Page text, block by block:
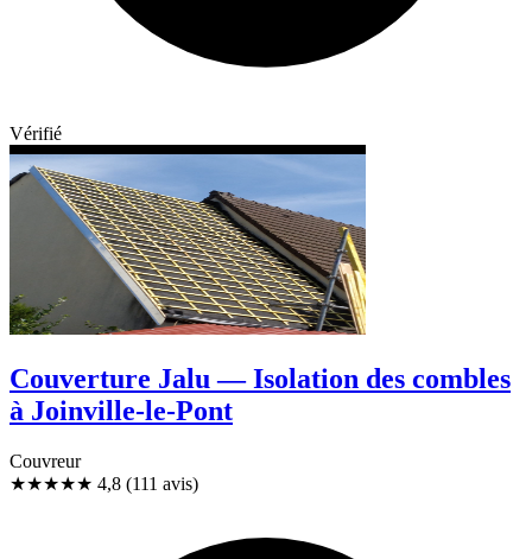
Vérifié
Couverture Jalu — Isolation des combles
à Joinville-le-Pont
Couvreur
★★★★★ 4,8 (111 avis)